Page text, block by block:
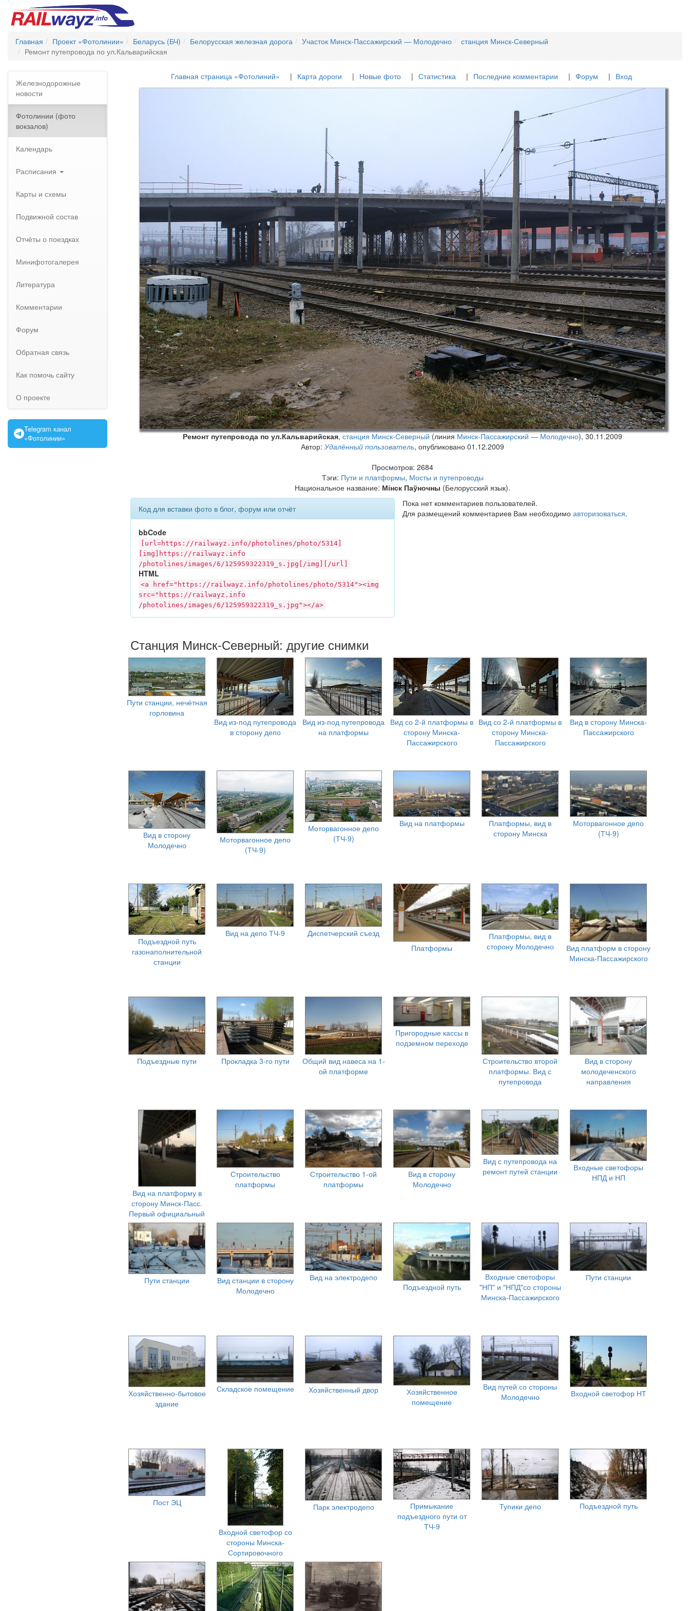
Главная Проект «Фотолинии» Беларусь (БЧ) Белорусская железная дорога Участок Минск-Пассажирский — Молодечно
станция Минск-Северный
Ремонт путепровода по ул.Кальварийская
Железнодорожные
новости
Фотолинии (фото
вокзалов)
Календарь
Расписания
Карты и схемы
Подвижной состав
Отчёты о поездках
Минифотогалерея
Литература
Комментарии
Форум
Обратная связь
Как помочь сайту
О проекте
Telegram канал
«Фотолинии»
Главная страница «Фотолиний» Карта дороги Новые фото Статистика Последние комментарии Форум Вход
Ремонт путепровода по ул.Кальварийская,станция Минск-Северный (линияМинск-Пассажирский — Молодечно),30.11.2009
Автор: Удалённый пользователь, опубликовано 01.12.2009
Просмотров: 2684
Тэги: Пути и платформы, Мосты и путепроводы
Национальное название: Мінск Паўночны (Белорусский язык).
Код для вставки фото в блог, форум или отчёт
bbCode
[url=https:// railwayz.info/photolines/photo/5314]
[img]https:// railwayz.info
/photolines/images/6/125959322319_s.jpg[/img][/url]
HTML
<a href="https:// railwayz.info/photolines/photo/5314"><img
src="https:// railwayz.info
/photolines/images/6/125959322319_s.jpg"></a>
Пока нет комментариев пользователей.
Для размещений комментариев Вам необходимо авторизоваться.
Станция Минск-Северный: другие снимки
Пути станции, нечётная
горловина
Вид из-под путепровода
в сторону депо
Вид из-под путепровода
на платформы
Вид со 2-й платформы в
сторону Минска-
Пассажирского
Вид со 2-й платформы в
сторону Минска-
Пассажирского
Вид в сторону Минска-
Пассажирского
Вид в сторону
Молодечно
Моторвагонное депо
(ТЧ-9)
Моторвагонное депо
(ТЧ-9)
Вид на платформы
Платформы, вид в
сторону Минска
Моторвагонное депо
(ТЧ-9)
Подъездной путь
газонаполнительной
станции
Вид на депо ТЧ-9
Диспетчерский съезд
Платформы
Платформы, вид в
сторону Молодечно
Вид платформ в сторону
Минска-Пассажирского
Подъездные пути Прокладка 3-го пути
Общий вид навеса на 1-
ой платформе
Пригородные кассы в
подземном переходе
Строительство второй
платформы. Вид с
путепровода
Вид в сторону
молодеченского
направления
Вид на платформу в
сторону Минск-Пасс.
Первый официальный
день работы
Строительство
платформы
Строительство 1-ой
платформы
Вид в сторону
Молодечно
Вид с путепровода на
ремонт путей станции
Входные светофоры
НПД и НП
Пути станции
Вид станции в сторону
Молодечно
Вид на электродепо
Подъездной путь
Входные светофоры
"НП" и "НПД"со стороны
Минска-Пассажирского
Пути станции
Хозяйственно-бытовое
здание
Складское помещение Хозяйственный двор
Хозяйственное
помещение
Вид путей со стороны
Молодечно
Входной светофор НТ
Пост ЭЦ
Входной светофор со
стороны Минска-
Сортировочного
Парк электродепо
Примыкание
подъездного пути от
ТЧ-9
Тупики депо Подъездной путь